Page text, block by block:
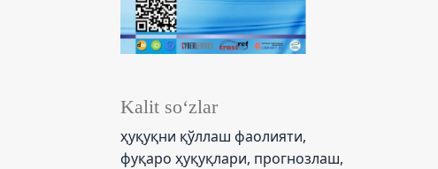
Kalit so‘zlar
ҳуқуқни қўллаш фаолияти,
фуқаро ҳуқуқлари, прогнозлаш,